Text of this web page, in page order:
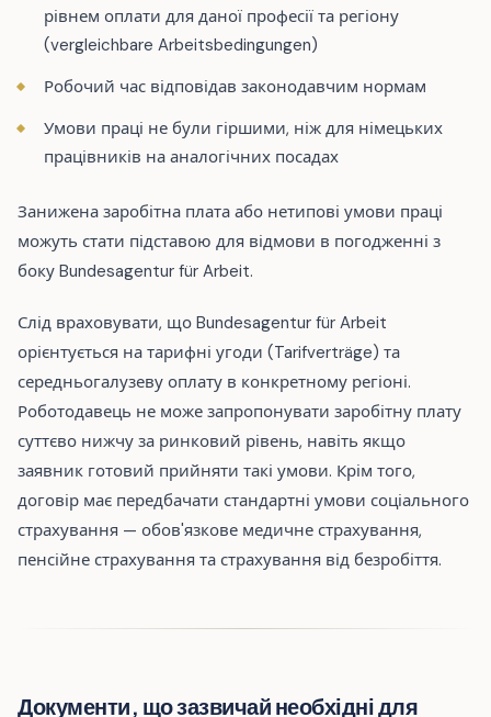
рівнем оплати для даної професії та регіону
(vergleichbare Arbeitsbedingungen)
Робочий час відповідав законодавчим нормам
Умови праці не були гіршими, ніж для німецьких
працівників на аналогічних посадах
Занижена заробітна плата або нетипові умови праці
можуть стати підставою для відмови в погодженні з
боку Bundesagentur für Arbeit.
Слід враховувати, що Bundesagentur für Arbeit
орієнтується на тарифні угоди (Tarifverträge) та
середньогалузеву оплату в конкретному регіоні.
Роботодавець не може запропонувати заробітну плату
суттєво нижчу за ринковий рівень, навіть якщо
заявник готовий прийняти такі умови. Крім того,
договір має передбачати стандартні умови соціального
страхування — обов'язкове медичне страхування,
пенсійне страхування та страхування від безробіття.
Документи, що зазвичай необхідні для